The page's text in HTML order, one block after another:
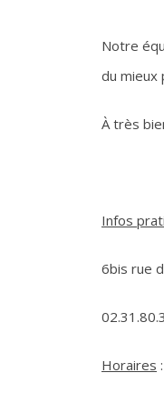
Notre
du mieux
À très
Infos
6bis rue
Horaires :